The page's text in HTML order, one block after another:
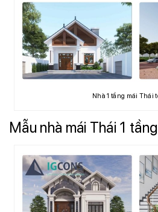
Nhà 1 tầng mái Thái
Mẫu nhà mái Thái 1